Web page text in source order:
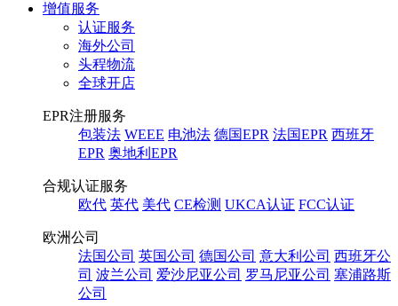
增值服务
认证服务
海外公司
头程物流
全球开店
EPR注册服务
包装法 WEEE 电池法 德国EPR 法国EPR 西班牙
EPR 奥地利EPR
合规认证服务
欧代 英代 美代 CE检测 UKCA认证 FCC认证
欧洲公司
法国公司 英国公司 德国公司 意大利公司 西班牙公
司 波兰公司 爱沙尼亚公司 罗马尼亚公司 塞浦路斯
公司